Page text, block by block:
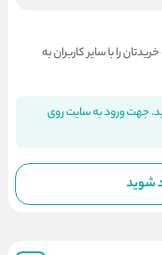
را با سایر کاربران به
جهت ورود به سایت روی
شوید